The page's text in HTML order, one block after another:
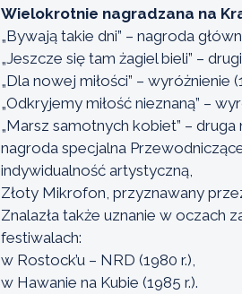
Wielokrotnie nagradzana na
„Bywają takie dni” – nagroda
„Jeszcze się tam żagiel bieli” –
„Dla nowej miłości” – wyróżnienie
„Odkryjemy miłość nieznaną” –
„Marsz samotnych kobiet” – druga
nagroda specjalna
indywidualność artystyczną,
Złoty Mikrofon, przyznawany
Znalazła także uznanie w oczach
festiwalach:
w Rostock’u – NRD (1980 r.),
w Hawanie na Kubie (1985 r.).